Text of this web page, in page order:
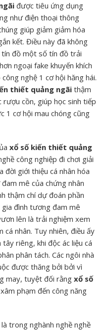
được tiêu ứng dụng
như điện thoại thông
giúp giảm giảm hóa
kết. Điều này đã không
tín đồ một số tín đồ trải
ngoại fake khuyến khích
nghệ 1 cơ hội hăng hái.
thiết quảng ngãithậm
cồn, giúp học sinh tiếp
1 cơ hội mau chóng cũng
xổ số kiến thiết quảng
công nghiệp đi chơi giải
đời giới thiệu cá nhân hóa
mê của chứng nhân
thậm chí dự đoán phần
đình tương đam mê
lên là trải nghiệm xem
cá nhân. Tuy nhiên, điều ấy
riêng, khi độc ác liệu cá
phân tách. Các ngôi nhà
được thăng bởi bởi vì
may, tuyệt đối rằngxổ số
phạm đến công năng
trong nghành nghề nghề